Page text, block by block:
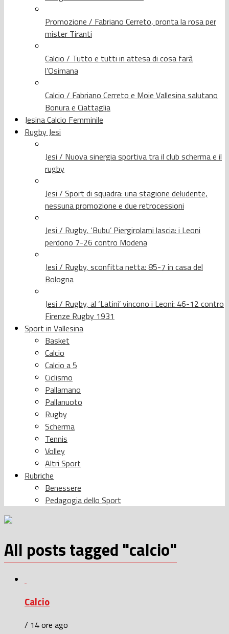
Promozione / Fabriano Cerreto, pronta la rosa per
mister Tiranti
Calcio / Tutto e tutti in attesa di cosa farà
l’Osimana
Calcio / Fabriano Cerreto e Moie Vallesina salutano
Bonura e Ciattaglia
Jesina Calcio Femminile
Rugby Jesi
Jesi / Nuova sinergia sportiva tra il club scherma e il
rugby
Jesi / Sport di squadra: una stagione deludente,
nessuna promozione e due retrocessioni
Jesi / Rugby, ‘Bubu’ Piergirolami lascia: i Leoni
perdono 7-26 contro Modena
Jesi / Rugby, sconfitta netta: 85-7 in casa del
Bologna
Jesi / Rugby, al ‘Latini’ vincono i Leoni: 46-12 contro
Firenze Rugby 1931
Sport in Vallesina
Basket
Calcio
Calcio a 5
Ciclismo
Pallamano
Pallanuoto
Rugby
Scherma
Tennis
Volley
Altri Sport
Rubriche
Benessere
Pedagogia dello Sport
All posts tagged "calcio"
Calcio
/ 14 ore ago